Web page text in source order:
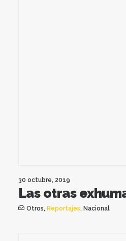
30 octubre, 2019
Las otras
Otros, Reportajes, Nacional